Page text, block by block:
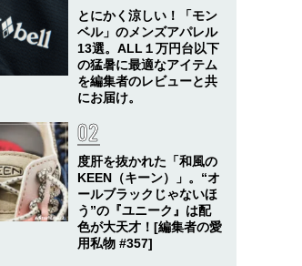
とにかく涼しい！「モン
ベル」のメンズアパレル
13選。ALL１万円台以下
の猛暑に最適なアイテム
を編集者のレビューと共
にお届け。
度肝を抜かれた「和風の
KEEN（キーン）」。“オ
ールブラックじゃないほ
う”の『ユニーク』は配
色が大天才！[編集者の愛
用私物 #357]